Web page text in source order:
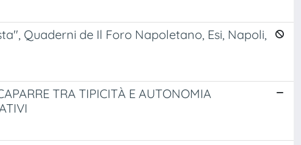
Quaderni de Il Foro Napoletano, Esi, Napoli,
TRA TIPICITÀ E AUTONOMIA